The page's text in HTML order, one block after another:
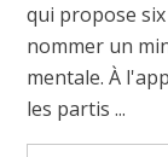
qui propose
nommer un
mentale. À
les partis ...